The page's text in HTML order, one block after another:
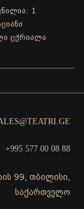
1
ცქრიალა
+995 577 00 08 88
99, თბილისი,
საქართველო